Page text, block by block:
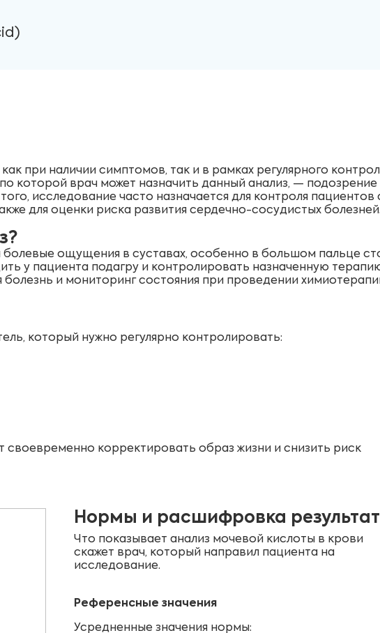
при наличии симптомов, так и в рамках регулярного
которой врач может назначить данный анализ, — подозрение
исследование часто назначается для контроля пациентов
для оценки риска развития сердечно-сосудистых болезней.
ощущения в суставах, особенно в большом пальце
у пациента подагру и контролировать назначенную
и мониторинг состояния при проведении
который нужно регулярно контролировать:
своевременно корректировать образ жизни и снизить риск
Нормы и расшифровка
Что показывает анализ мочевой кислоты в крови
скажет врач, который направил пациента на
исследование.
Референсные значения
Усредненные значения нормы: